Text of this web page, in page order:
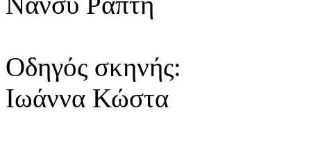
Οδηγός σκηνής:
Ιωάννα Κώστα